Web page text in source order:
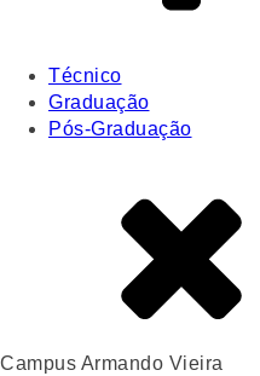
Técnico
Graduação
Pós-Graduação
Campus Armando Vieira